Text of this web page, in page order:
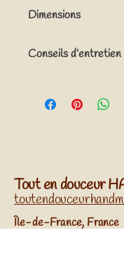
Dimensions
( hauteur x longueur x
Conseils d’entretien
délicat, ne pas mettre
pas repasser.
Tout en douceur
​Île-de-France, France